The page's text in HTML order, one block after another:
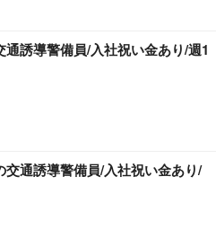
通誘導警備員/入社祝い金あり/週1
交通誘導警備員/入社祝い金あり/